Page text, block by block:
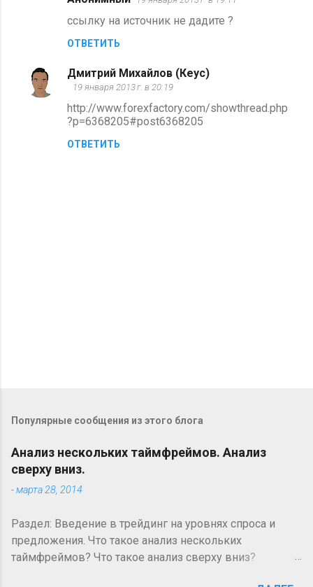
ссылку на источник не дадите ?
ОТВЕТИТЬ
Дмитрий Михайлов (Кеус)
19 января 2013 г. в 20:19
http://www.forexfactory.com/showthread.php
?p=6368205#post6368205
ОТВЕТИТЬ
р
в
и
т
ь
м
м
е
Популярные сообщения из этого блога
Анализ нескольких таймфреймов. Анализ
сверху вниз.
-марта 28, 2014
Раздел: Введение в трейдинг на уровнях спроса и
предложения. Что такое анализ нескольких
таймфреймов? Что такое анализ сверху вниз?